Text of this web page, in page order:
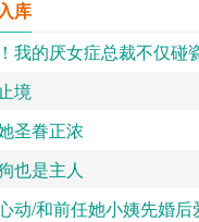
库
境
圣眷正浓
也是主人
动/和前任她小姨先婚后